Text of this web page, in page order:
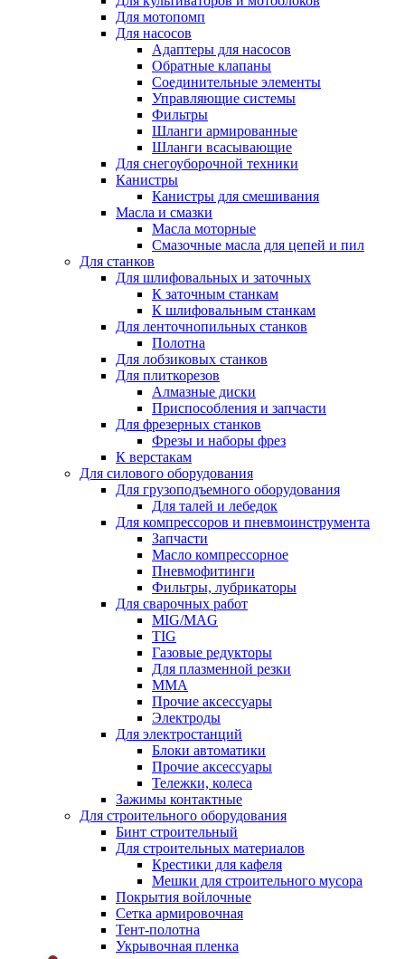
Для мотопомп
Для насосов
Адаптеры для насосов
Обратные клапаны
Соединительные элементы
Управляющие системы
Фильтры
Шланги армированные
Шланги всасывающие
Для снегоуборочной техники
Канистры
Канистры для смешивания
Масла и смазки
Масла моторные
Смазочные масла для цепей и пил
Для станков
Для шлифовальных и заточных
К заточным станкам
К шлифовальным станкам
Для ленточнопильных станков
Полотна
Для лобзиковых станков
Для плиткорезов
Алмазные диски
Приспособления и запчасти
Для фрезерных станков
Фрезы и наборы фрез
К верстакам
Для силового оборудования
Для грузоподъемного оборудования
Для талей и лебедок
Для компрессоров и пневмоинструмента
Запчасти
Масло компрессорное
Пневмофитинги
Фильтры, лубрикаторы
Для сварочных работ
MIG/MAG
TIG
Газовые редукторы
Для плазменной резки
ММА
Прочие аксессуары
Электроды
Для электростанций
Блоки автоматики
Прочие аксессуары
Тележки, колеса
Зажимы контактные
Для строительного оборудования
Бинт строительный
Для строительных материалов
Крестики для кафеля
Мешки для строительного мусора
Покрытия войлочные
Сетка армировочная
Тент-полотна
Укрывочная пленка